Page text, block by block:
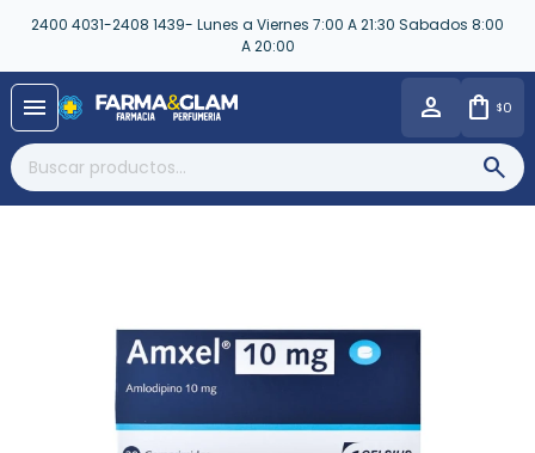
2400 4031-2408 1439- Lunes a Viernes 7:00 A 21:30 Sabados 8:00
A 20:00
menu $0